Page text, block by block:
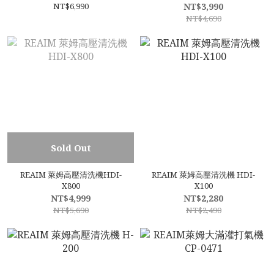
NT$6,990
NT$3,990
NT$4,690
Sold Out
REAIM 萊姆高壓清洗機HDI-
X800
NT$4,999
NT$5,690
REAIM 萊姆高壓清洗機 HDI-
X100
NT$2,280
NT$2,490